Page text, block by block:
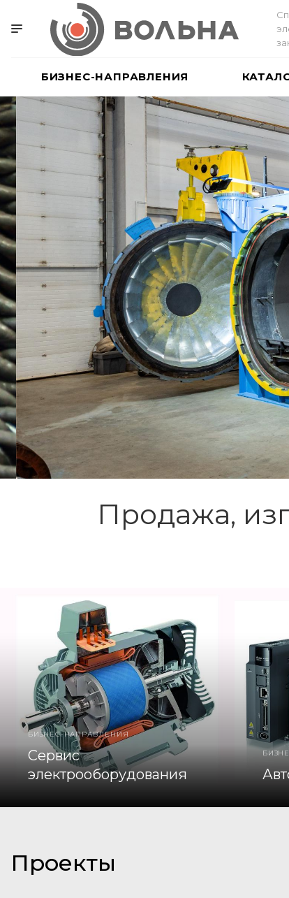
БИЗНЕС-НАПРАВЛЕНИЯ
Продажа,
БИЗНЕС-НАПРАВЛЕНИЯ
Сервис
электрооборудования
Проекты